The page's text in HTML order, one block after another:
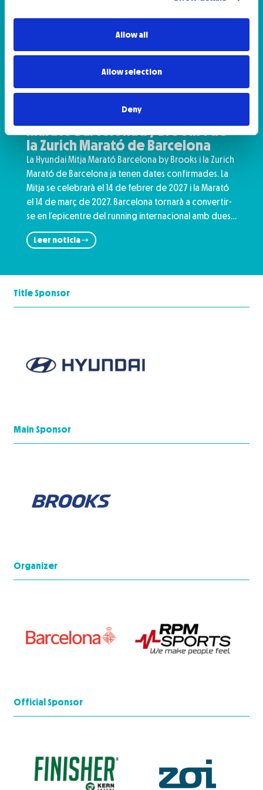
Allow all
Allow selection
Deny
noves dates de la Hyundai Mitja
Marató Barcelona by Brooks i de
la Zurich Marató de Barcelona
La Hyundai Mitja Marató Barcelona by Brooks i la Zurich
Marató de Barcelona ja tenen dates confirmades. La
Mitja se celebrarà el 14 de febrer de 2027 i la Marató
el 14 de març de 2027. Barcelona tornarà a convertir-
se en l’epicentre del running internacional amb dues…
Leer noticia
Title Sponsor
Main Sponsor
Organizer
Official Sponsor